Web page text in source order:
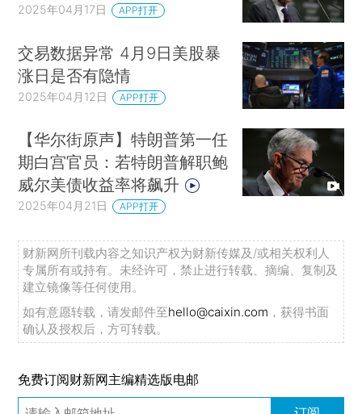
2025年04月17日 APP打开
交易数据异常 4月9日美股暴
涨日是否有隐情
2025年04月12日 APP打开
【华尔街原声】特朗普第一任
期白宫官员：若特朗普解职鲍
威尔美债收益率将飙升
2025年04月21日 APP打开
财新网所刊载内容之知识产权为财新传媒及/或相关权利人
专属所有或持有。未经许可，禁止进行转载、摘编、复制及
建立镜像等任何使用。
如有意愿转载，请发邮件至hello@caixin.com ，获得书面
确认及授权后，方可转载。
免费订阅财新网主编精选版电邮